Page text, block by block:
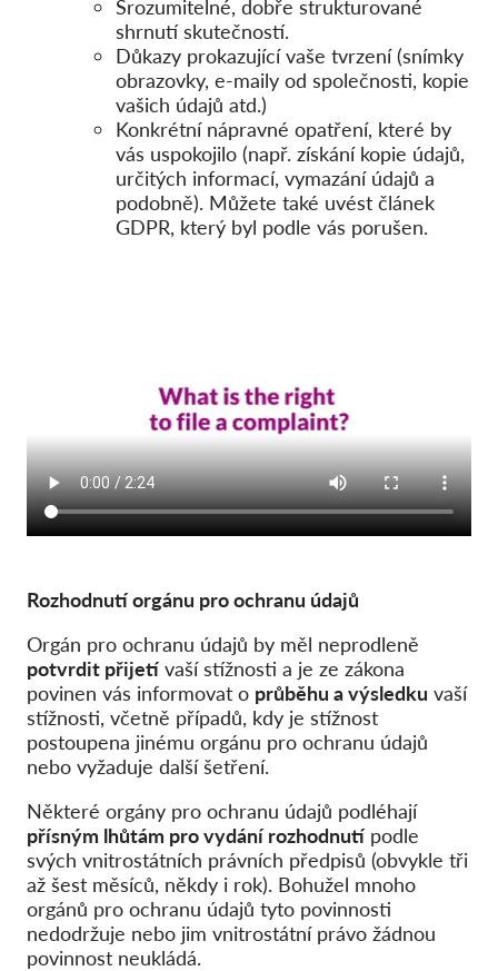
Srozumitelné, dobře strukturované
shrnutí skutečností.
Důkazy prokazující vaše tvrzení (snímky
obrazovky, e-maily od společnosti, kopie
vašich údajů atd.)
Konkrétní nápravné opatření, které by
vás uspokojilo (např. získání kopie údajů,
určitých informací, vymazání údajů a
podobně). Můžete také uvést článek
GDPR, který byl podle vás porušen.
Rozhodnutí orgánu pro ochranu údajů
Orgán pro ochranu údajů by měl neprodleně
potvrdit přijetívaší stížnosti a je ze zákona
povinen vás informovat o průběhu a výsledku vaší
stížnosti, včetně případů, kdy je stížnost
postoupena jinému orgánu pro ochranu údajů
nebo vyžaduje další šetření.
Některé orgány pro ochranu údajů podléhají
přísným lhůtám pro vydání rozhodnutípodle
svých vnitrostátních právních předpisů (obvykle tři
až šest měsíců, někdy i rok). Bohužel mnoho
orgánů pro ochranu údajů tyto povinnosti
nedodržuje nebo jim vnitrostátní právo žádnou
povinnost neukládá.